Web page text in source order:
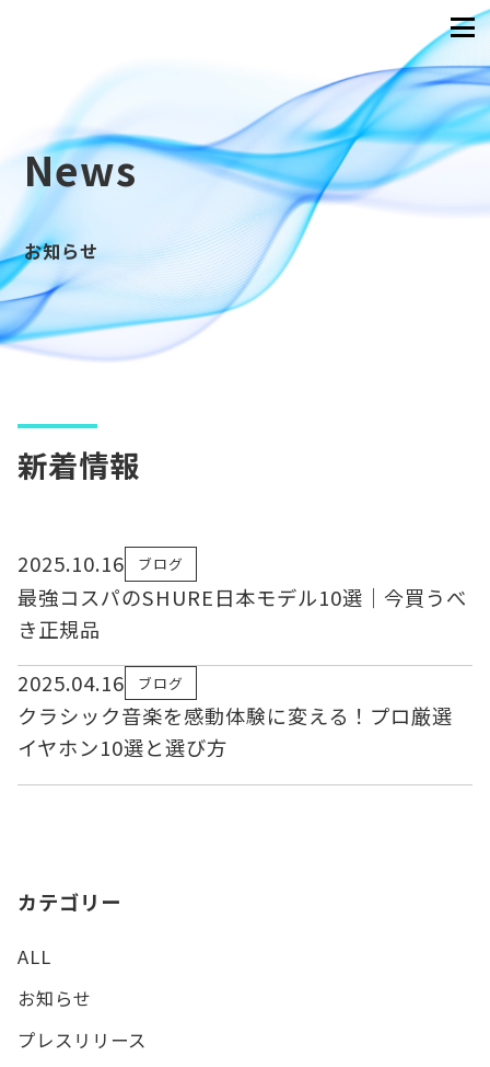
News
お知らせ
新着情報
2025.10.16 ブログ
最強コスパのSHURE日本モデル10選｜今買うべ
き正規品
2025.04.16
ブログ
クラシック音楽を感動体験に変える！プロ厳選
イヤホン10選と選び方
カテゴリー
ALL
お知らせ
プレスリリース